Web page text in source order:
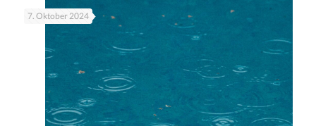
7. Oktober 2024